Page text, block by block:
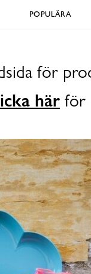
POPULÄRA
för
här för